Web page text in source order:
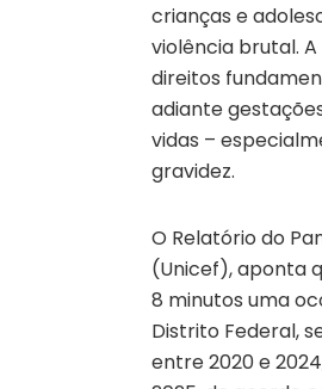
crianças e
violência brutal.
direitos
adiante
vidas –
gravidez.
O Relatório do
(Unicef), aponta
8 minutos uma
Distrito Federal,
entre 2020 e